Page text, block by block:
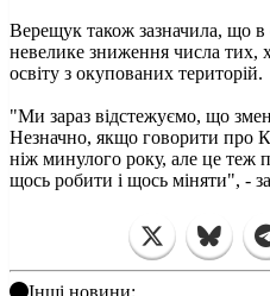
Верещук також зазначила, що в
невелике зниження числа тих,
освіту з окупованих територій.
"Ми зараз відстежуємо, що
Незначно, якщо говорити про
ніж минулого року, але це теж
щось робити і щось міняти", -
Інші новини: